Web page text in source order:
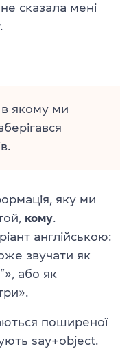
сказала мені
в якому ми
яку ми
кому.
англійською:
звучати як
або як
поширеної
say+object.